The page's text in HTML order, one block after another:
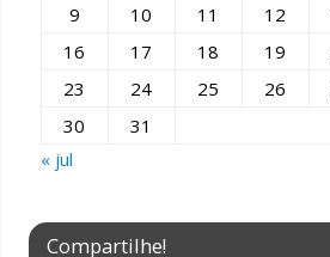
9
10 11 12
16
17 18 19
23
24 25 26
30
31
« jul
Compartilhe!